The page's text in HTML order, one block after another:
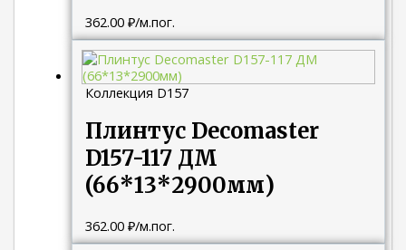
362.00₽/м.пог.
Коллекция D157
Плинтус Decomaster
D157-117 ДМ
(66*13*2900мм)
362.00₽/м.пог.